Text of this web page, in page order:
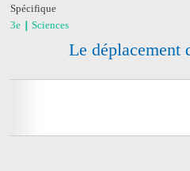
Spécifique
3e
Sciences
Le déplacement